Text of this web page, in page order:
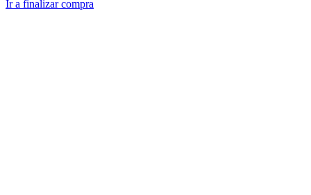
carrito
Ir a finalizar compra